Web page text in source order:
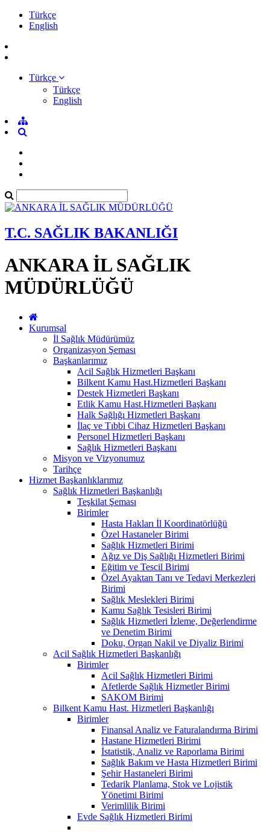
Türkçe
English
Türkçe
Türkçe
English
T.C. SAĞLIK BAKANLIĞI
ANKARA İL SAĞLIK
MÜDÜRLÜĞÜ
Kurumsal
İl Sağlık Müdürümüz
Organizasyon Şeması
Başkanlarımız
Acil Sağlık Hizmetleri Başkanı
Bilkent Kamu Hast.Hizmetleri Başkanı
Destek Hizmetleri Başkanı
Etlik Kamu Hast.Hizmetleri Başkanı
Halk Sağlığı Hizmetleri Başkanı
İlaç ve Tıbbi Cihaz Hizmetleri Başkanı
Personel Hizmetleri Başkanı
Sağlık Hizmetleri Başkanı
Misyon ve Vizyonumuz
Tarihçe
Hizmet Başkanlıklarımız
Sağlık Hizmetleri Başkanlığı
Teşkilat Şeması
Birimler
Hasta Hakları İl Koordinatörlüğü
Özel Hastaneler Birimi
Sağlık Hizmetleri Birimi
Ağız ve Diş Sağlığı Hizmetleri Birimi
Eğitim ve Tescil Birimi
Özel Ayaktan Tanı ve Tedavi Merkezleri
Birimi
Sağlık Meslekleri Birimi
Kamu Sağlık Tesisleri Birimi
Sağlık Hizmetleri İzleme, Değerlendirme
ve Denetim Birimi
Doku, Organ Nakil ve Diyaliz Birimi
Acil Sağlık Hizmetleri Başkanlığı
Birimler
Acil Sağlık Hizmetleri Birimi
Afetlerde Sağlık Hizmetler Birimi
SAKOM Birimi
Bilkent Kamu Hast. Hizmetleri Başkanlığı
Birimler
Finansal Analiz ve Faturalandırma Birimi
Hastane Hizmetleri Birimi
İstatistik, Analiz ve Raporlama Birimi
Sağlık Bakım ve Hasta Hizmetleri Birimi
Şehir Hastaneleri Birimi
Tedarik Planlama, Stok ve Lojistik
Yönetimi Birimi
Verimlilik Birimi
Evde Sağlık Hizmetleri Birimi